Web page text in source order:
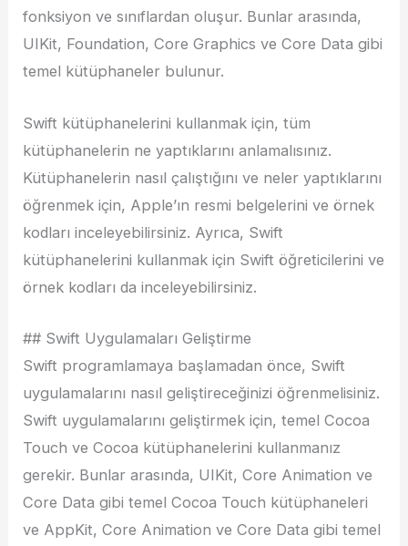
fonksiyon ve sınıflardan oluşur. Bunlar arasında,
UIKit, Foundation, Core Graphics ve Core Data gibi
temel kütüphaneler bulunur.
Swift kütüphanelerini kullanmak için, tüm
kütüphanelerin ne yaptıklarını anlamalısınız.
Kütüphanelerin nasıl çalıştığını ve neler yaptıklarını
öğrenmek için, Apple’ın resmi belgelerini ve örnek
kodları inceleyebilirsiniz. Ayrıca, Swift
kütüphanelerini kullanmak için Swift öğreticilerini ve
örnek kodları da inceleyebilirsiniz.
## Swift Uygulamaları Geliştirme
Swift programlamaya başlamadan önce, Swift
uygulamalarını nasıl geliştireceğinizi öğrenmelisiniz.
Swift uygulamalarını geliştirmek için, temel Cocoa
Touch ve Cocoa kütüphanelerini kullanmanız
gerekir. Bunlar arasında, UIKit, Core Animation ve
Core Data gibi temel Cocoa Touch kütüphaneleri
ve AppKit, Core Animation ve Core Data gibi temel